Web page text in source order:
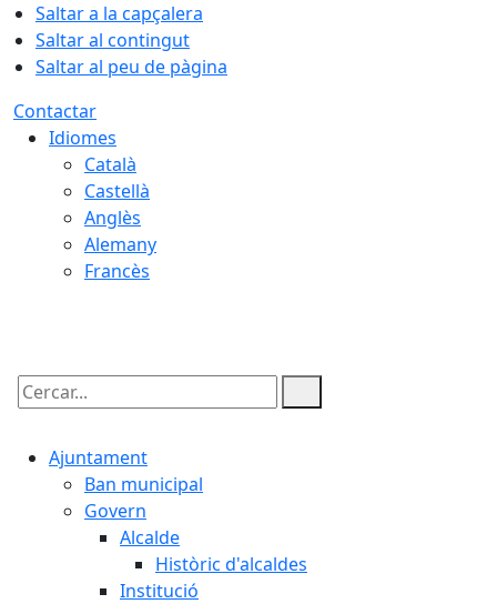
Saltar a la capçalera
Saltar al contingut
Saltar al peu de pàgina
Contactar
Idiomes
Català
Castellà
Anglès
Alemany
Francès
Cercar:
Ajuntament
Ban municipal
Govern
Alcalde
Històric d'alcaldes
Institució